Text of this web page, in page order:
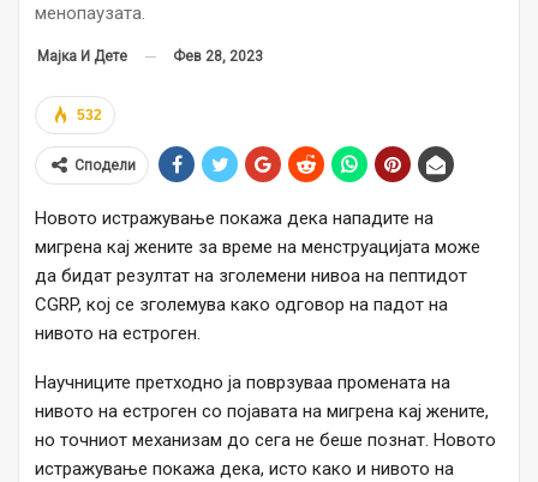
менопаузата.
Мајка И Дете Фев 28, 2023
532
Сподели
Новото истражување покажа дека нападите на
мигрена кај жените за време на менструацијата може
да бидат резултат на зголемени нивоа на пептидот
CGRP, кој се зголемува како одговор на падот на
нивото на естроген.
Научниците претходно ја поврзуваа промената на
нивото на естроген со појавата на мигрена кај жените,
но точниот механизам до сега не беше познат. Новото
истражување покажа дека, исто како и нивото на